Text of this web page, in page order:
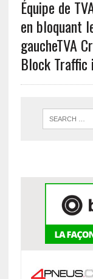
Équipe de
en bloquant
gaucheTVA
Block Traffic